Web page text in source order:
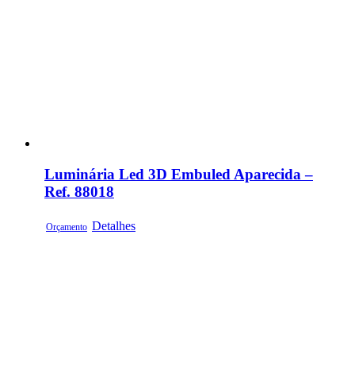
Luminária Led 3D Embuled Aparecida –
Ref. 88018
Orçamento Detalhes